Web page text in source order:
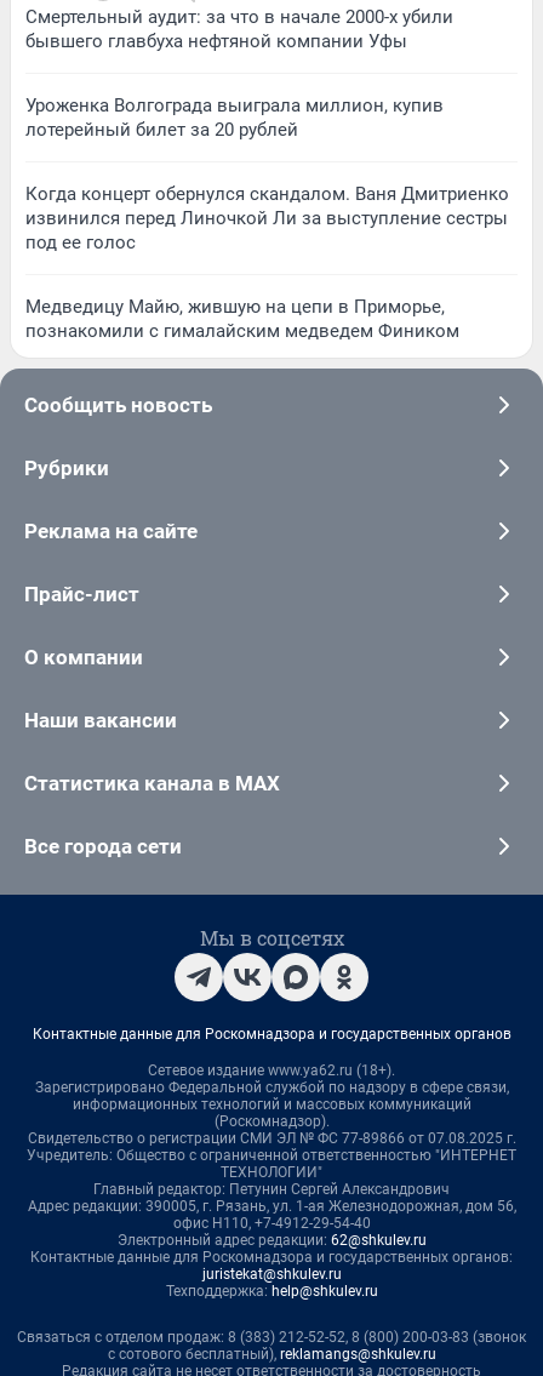
Смертельный аудит: за что в начале 2000-х убили
бывшего главбуха нефтяной компании Уфы
Уроженка Волгограда выиграла миллион, купив
лотерейный билет за 20 рублей
Когда концерт обернулся скандалом. Ваня Дмитриенко
извинился перед Линочкой Ли за выступление сестры
под ее голос
Медведицу Майю, жившую на цепи в Приморье,
познакомили с гималайским медведем Фиником
Сообщить новость
Рубрики
Реклама на сайте
Прайс-лист
О компании
Наши вакансии
Статистика канала в MAX
Все города сети
Мы в соцсетях
Контактные данные для Роскомнадзора и государственных органов
Сетевое издание www.ya62.ru (18+).
Зарегистрировано Федеральной службой по надзору в сфере связи,
информационных технологий и массовых коммуникаций
(Роскомнадзор).
Свидетельство о регистрации СМИ ЭЛ № ФС 77-89866 от 07.08.2025 г.
Учредитель: Общество с ограниченной ответственностью "ИНТЕРНЕТ
ТЕХНОЛОГИИ"
Главный редактор: Петунин Сергей Александрович
Адрес редакции: 390005, г. Рязань, ул. 1-ая Железнодорожная, дом 56,
офис Н110, +7-4912-29-54-40
Электронный адрес редакции: 62@shkulev.ru
Контактные данные для Роскомнадзора и государственных органов:
juristekat@shkulev.ru
Техподдержка: help@shkulev.ru
Связаться с отделом продаж: 8 (383) 212-52-52, 8 (800) 200-03-83 (звонок
с сотового бесплатный), reklamangs@shkulev.ru
Редакция сайта не несет ответственности за достоверность